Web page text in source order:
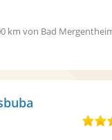
km von Bad